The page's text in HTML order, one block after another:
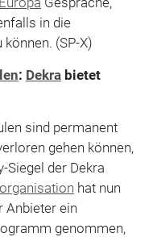
in die
(SP-X)
: Dekrabietet
sind permanent
gehen können,
Siegel der Dekra
hat nun
Anbieter ein
genommen,